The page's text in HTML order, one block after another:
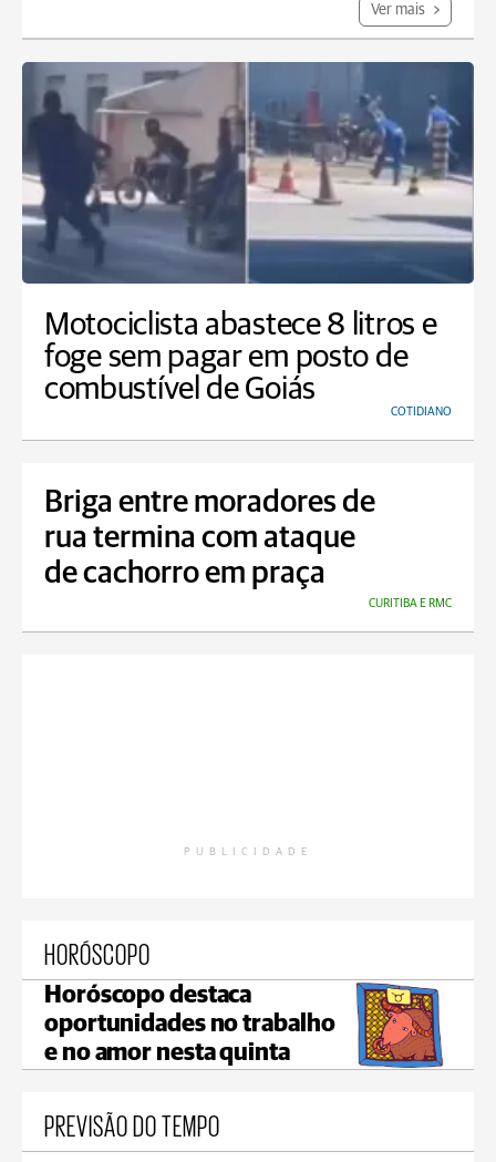
Ver mais
Motociclista abastece 8 litros e
foge sem pagar em posto de
combustível de Goiás
COTIDIANO
Briga entre moradores de
rua termina com ataque
de cachorro em praça
CURITIBA E RMC
PUBLICIDADE
HORÓSCOPO
Horóscopo destaca
oportunidades no trabalho
e no amor nesta quinta
PREVISÃO DO TEMPO